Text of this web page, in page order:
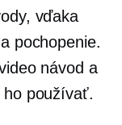
vďaka
pochopenie.
návod a
používať.